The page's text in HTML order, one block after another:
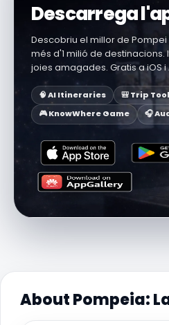
Descarrega
Descobriu el millor de
més d'1 milió de
joies amagades. Gratis a iOS
🧠 AI Itineraries
🎒 Trip
🎮 KnowWhere Game
🎧
About Pompeia: